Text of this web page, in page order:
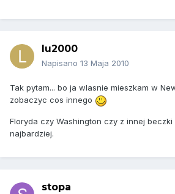
lu2000
Napisano 13 Maja 2010
Tak pytam... bo ja wlasnie mieszkam w
zobaczyc cos innego
Floryda czy Washington czy z innej
najbardziej.
stopa